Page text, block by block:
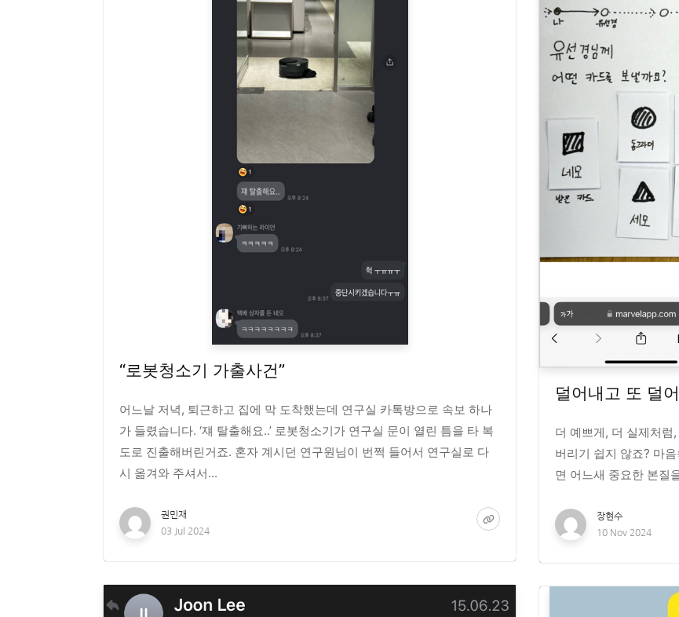
덜어내고 또 덜
더 예쁘게, 더 실제처럼
버리기 쉽지 않죠? 마
면 어느새 중요한 본질
장현수
10 Nov 2024
“로봇청소기 가출사건”
어느날 저녁, 퇴근하고 집에 막 도착했는데 연구실 카톡방으로 속보 하나
가 들렸습니다. ‘쟤 탈출해요..’ 로봇청소기가 연구실 문이 열린 틈을 타 복
도로 진출해버린거죠. 혼자 계시던 연구원님이 번쩍 들어서 연구실로 다
시 옮겨와 주셔서...
권민재
03 Jul 2024